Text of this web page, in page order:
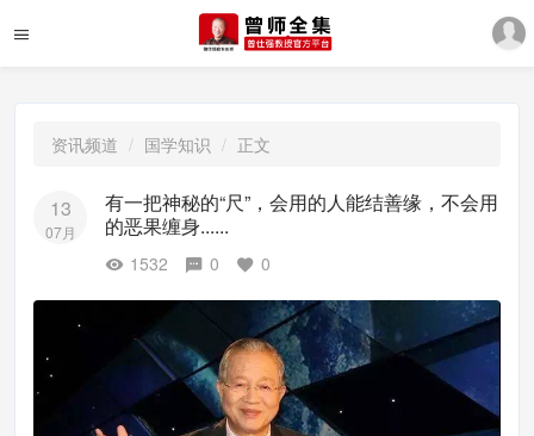
资讯频道 国学知识 正文
13
07月
有一把神秘的“尺”，会用的人能结善缘，不会用
的恶果缠身......
1532 0 0